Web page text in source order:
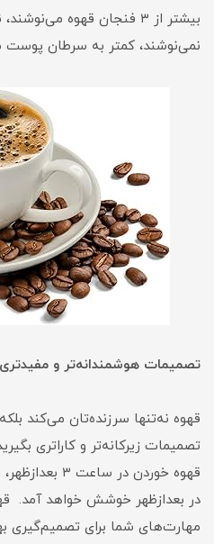
بیشتر از ۳ فنجان قهوه
نمی‌نوشند، کمتر به سرطان پوست
تصمیمات هوشمندانه‌تر و
قهوه نه‌تنها سرزنده‌تان می‌کند
تصمیمات زیرکانه‌تر و کاراتری
قهوه خوردن
در بعدازظهر خوشش خواهد آمد.
مهارت‌های شما برای تصمیم‌گیری